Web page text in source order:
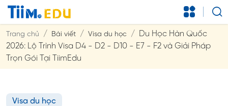
Trang chủ Bài viết Visa du học
Du Học Hàn Quốc
2026: Lộ Trình Visa D4 - D2 - D10 - E7 - F2 và Giải Pháp
Trọn Gói Tại TiimEdu
Visa du học